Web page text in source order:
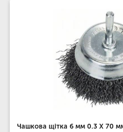
Чашкова щітка 6 мм 0.3 Х 70